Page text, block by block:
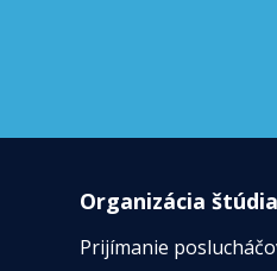
Organizácia štúdia
Prijímanie